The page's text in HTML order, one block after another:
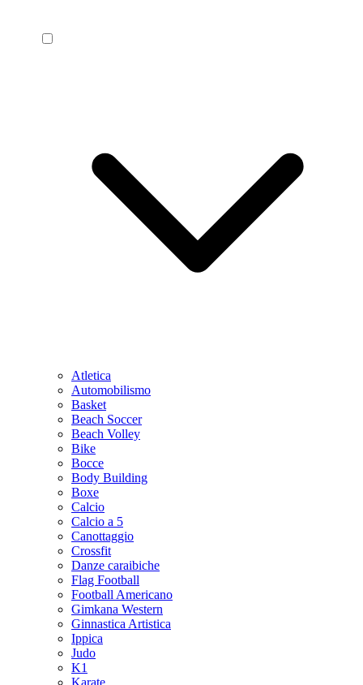
Atletica
Automobilismo
Basket
Beach Soccer
Beach Volley
Bike
Bocce
Body Building
Boxe
Calcio
Calcio a 5
Canottaggio
Crossfit
Danze caraibiche
Flag Football
Football Americano
Gimkana Western
Ginnastica Artistica
Ippica
Judo
K1
Karate